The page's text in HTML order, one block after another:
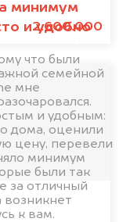
2.600.000
минимум
и удобно
что были
семейной
мне
и удобным:
дома, оценили
цену, перевели
минимум
были так
за отличный
возникнет
к вам.
сумму.